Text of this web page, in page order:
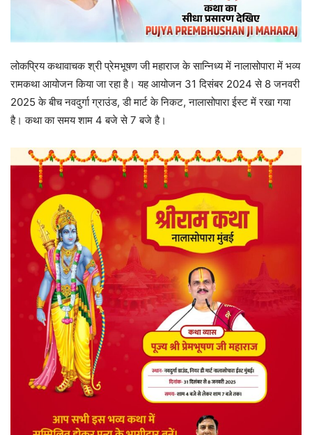
लोकप्रिय कथावाचक श्री प्रेमभूषण जी महाराज के सान्निध्य में नालासोपारा में भव्य
रामकथा आयोजन किया जा रहा है। यह आयोजन 31 दिसंबर 2024 से 8 जनवरी
2025 के बीच नवदुर्गा ग्राउंड, डी मार्ट के निकट, नालासोपारा ईस्ट में रखा गया
है। कथा का समय शाम 4 बजे से 7 बजे है।